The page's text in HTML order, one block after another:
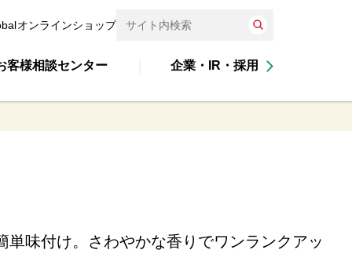
オンラインショップ
客様相談センター 企業・IR・採用
単味付け。さわやかな香りでワンランクアッ